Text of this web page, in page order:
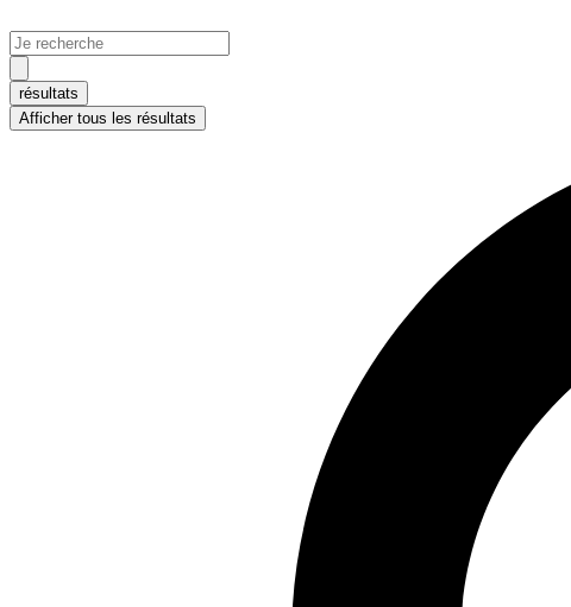
au
contenu
Search
...
résultats
Afficher tous les résultats